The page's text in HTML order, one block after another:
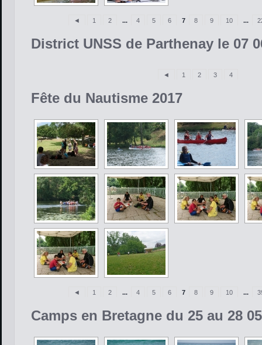
◄ 1 2 ... 4 5 6 7 8 9 10 ...
District UNSS de Parthenay le 07
◄ 1 2 3 4
Fête du Nautisme 2017
◄ 1 2 ... 4 5 6 7 8 9 10 ...
Camps en Bretagne du 25 au 28